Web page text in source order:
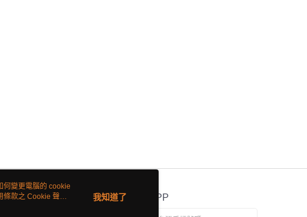
官方APP
何變更電腦的 cookie
條款之 Cookie 聲明
我知道了